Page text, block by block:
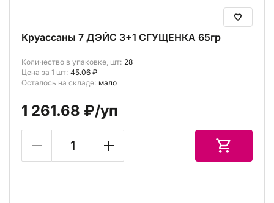
Круассаны 7 ДЭЙС 3+1 СГУЩЕНКА 65гр
Количество в упаковке, шт: 28
Цена за 1 шт: 45.06 ₽
Осталось на складе: мало
1 261.68 ₽/уп